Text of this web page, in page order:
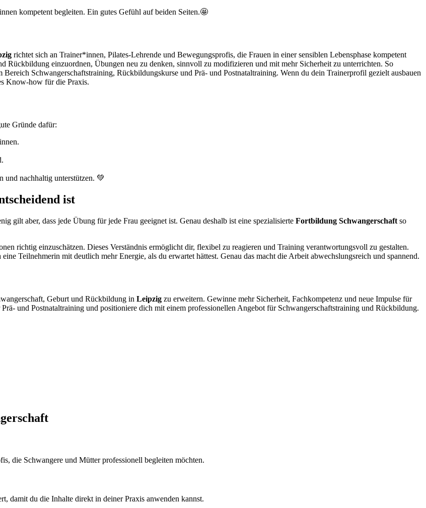
kompetent begleiten. Ein gutes Gefühl auf beiden Seiten.🤩
richtet sich an Trainer*innen, Pilates-Lehrende und Bewegungsprofis, die Frauen in einer sensiblen Lebensphase kompetent
Rückbildung einzuordnen, Übungen neu zu denken, sinnvoll zu modifizieren und mit mehr Sicherheit zu unterrichten. So
Schwangerschaftstraining, Rückbildungskurse und Prä- und Postnataltraining. Wenn du dein Trainerprofil gezielt ausbauen
Know-how für die Praxis.
Gründe dafür:
und nachhaltig unterstützen. 💚
ist
gilt aber, dass jede Übung für jede Frau geeignet ist. Genau deshalb ist eine spezialisierte Fortbildung Schwangerschaft so
richtig einzuschätzen. Dieses Verständnis ermöglicht dir, flexibel zu reagieren und Training verantwortungsvoll zu gestalten.
Teilnehmerin mit deutlich mehr Energie, als du erwartet hättest. Genau das macht die Arbeit abwechslungsreich und spannend.
Geburt und Rückbildung in Leipzig zu erweitern. Gewinne mehr Sicherheit, Fachkompetenz und neue Impulse für
und Postnataltraining und positioniere dich mit einem professionellen Angebot für Schwangerschaftstraining und Rückbildung.
die Schwangere und Mütter professionell begleiten möchten.
damit du die Inhalte direkt in deiner Praxis anwenden kannst.